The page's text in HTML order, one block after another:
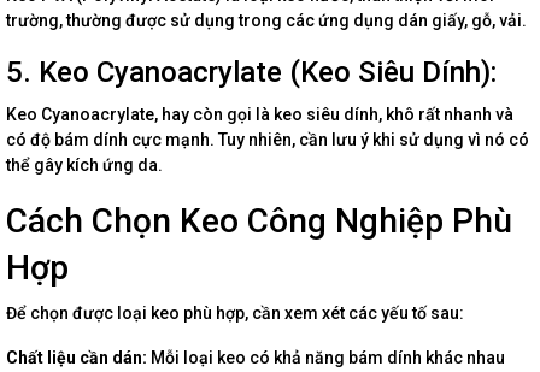
trường, thường được sử dụng trong các ứng dụng dán giấy, gỗ, vải.
5. Keo Cyanoacrylate (Keo Siêu Dính):
Keo Cyanoacrylate, hay còn gọi là keo siêu dính, khô rất nhanh và
có độ bám dính cực mạnh. Tuy nhiên, cần lưu ý khi sử dụng vì nó có
thể gây kích ứng da.
Cách Chọn Keo Công Nghiệp Phù
Hợp
Để chọn được loại keo phù hợp, cần xem xét các yếu tố sau:
Chất liệu cần dán: Mỗi loại keo có khả năng bám dính khác nhau